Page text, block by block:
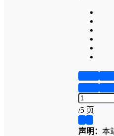
/5 页
声明： 本